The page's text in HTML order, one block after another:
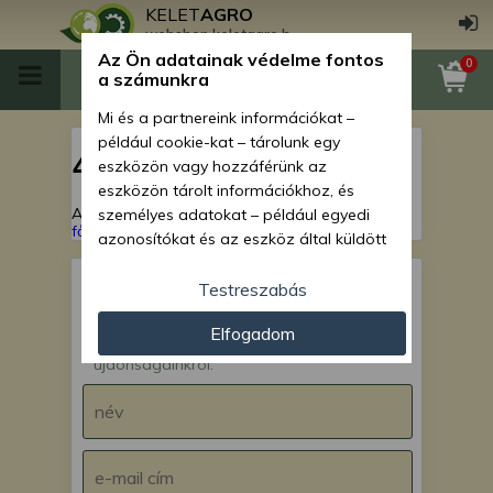
KELETAGRO
webshop.keletagro.hu
0
404
A keresett oldal nem található!Vissza a
főoldalra
IRATKOZZ FEL hírlevelünkre!
Értesülj akcióinkról,
újdonságainkról.
Az Ön adatainak védelme fontos
a számunkra
Mi és a partnereink információkat –
például cookie-kat – tárolunk egy
eszközön vagy hozzáférünk az
eszközön tárolt információkhoz, és
személyes adatokat – például egyedi
azonosítókat és az eszköz által küldött
személyre szabott hirdetések és
tartalom nyújtásához, hirdetés- és
tartalomméréshez, nézettségi adatok
gyűjtéséhez, valamint termékek
kifejlesztéséhez és a termékek
javításához. Az Ön engedélyével mi és a
módszerrel szerzett pontos geolokációs
adatokat és azonosítási információkat
Testreszabás
Elfogadom